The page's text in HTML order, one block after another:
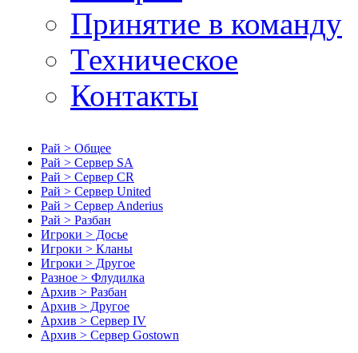
Принятие в команду
Техническое
Контакты
Рай > Общее
Рай > Сервер SA
Рай > Сервер CR
Рай > Сервер United
Рай > Сервер Anderius
Рай > Разбан
Игроки > Досье
Игроки > Кланы
Игроки > Другое
Разное > Флудилка
Архив > Разбан
Архив > Другое
Архив > Сервер IV
Архив > Сервер Gostown